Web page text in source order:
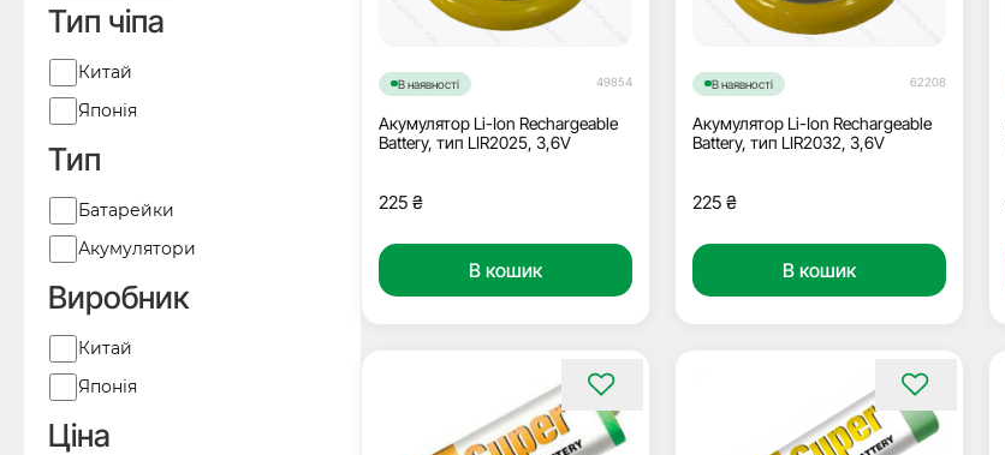
Тип чіпа
Виробник
Китай
Японія
Тип
ТипБатарейки
Акумулятори
Виробник
Виробник
Китай
Японія
Ціна
В наявності 49854
Акумулятор Li-Ion Rechargeable
Battery, тип LIR2025, 3,6V
225 ₴
В кошик
В наявності 62208
Акумулятор Li-Ion Rechargeable
Battery, тип LIR2032, 3,6V
225 ₴
В кошик